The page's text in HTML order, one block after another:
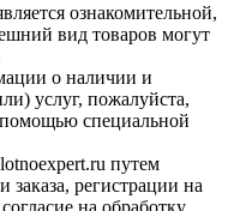
ознакомительной,
вид товаров могут
о наличии и
услуг, пожалуйста,
специальной
путем
регистрации на
на обработку